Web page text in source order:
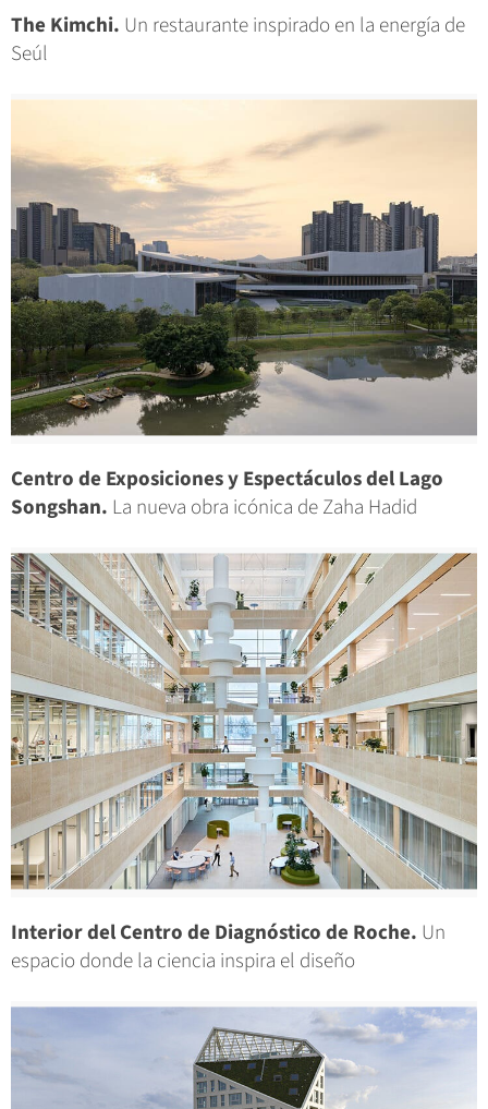
The Kimchi. Un restaurante inspirado en la energía de
Seúl
Centro de Exposiciones y Espectáculos del Lago
Songshan. La nueva obra icónica de Zaha Hadid
Interior del Centro de Diagnóstico de Roche. Un
espacio donde la ciencia inspira el diseño